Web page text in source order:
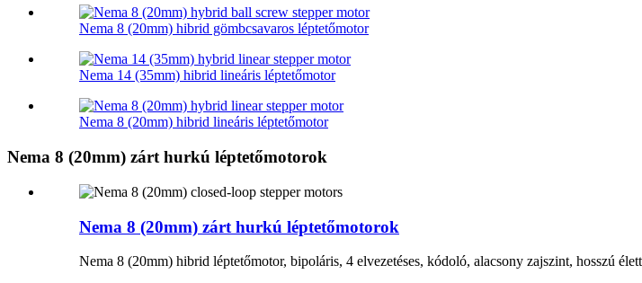
Nema 8 (20mm) hibrid gömbcsavaros léptetőmotor
Nema 14 (35mm) hibrid lineáris léptetőmotor
Nema 8 (20mm) hibrid lineáris léptetőmotor
Nema 8 (20mm) zárt hurkú léptetőmotorok
Nema 8 (20mm) zárt hurkú léptetőmotorok
Nema 8 (20mm) hibrid léptetőmotor, bipoláris, 4 elvezetéses, kódoló, alacsony zajszint, hosszú